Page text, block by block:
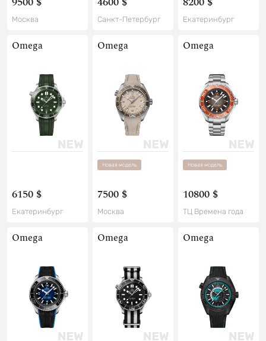
Москва Санкт-Петербург Екатеринбург
Omega
6150 $
Екатеринбург
Omega
Новая модель
7500 $
Москва
Omega
Новая модель
10800 $
ТЦ Времена года
Omega Omega Omega